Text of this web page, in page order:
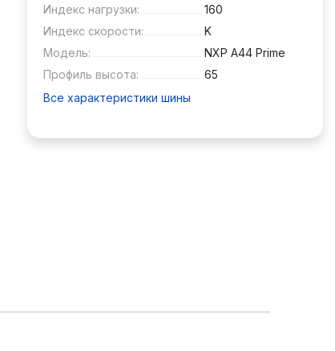
Индекс нагрузки:
160
Индекс скорости:
K
Модель:
NXP A44 Prime
Профиль высота:
65
Все характеристики шины